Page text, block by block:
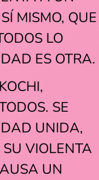
MISMO, QUE
LO
ES OTRA.
SE
UNIDA,
SU VIOLENTA
UN